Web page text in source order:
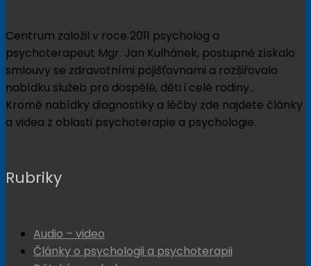
Centrum založil v roce 2011 psycholog a
psychoterapeut Mgr. Jan Kulhánek, postupně získalo
smlouvy se zdravotními pojišťovnami a rozšiřovalo
nabídku služeb pro dospělé, děti i celé rodiny..
Kromě nabídky diagnostiky a léčby zde najdete články
a videa z oblasti psychoterapie a psychologie.
Rubriky
Audio – video
Články o psychologii a psychoterapii